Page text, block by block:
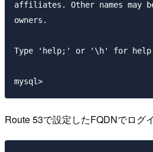
affiliates. Other names may
owners.
Type 'help;' or '\h' for
mysql>
Route 53で設定したFQDNでログ